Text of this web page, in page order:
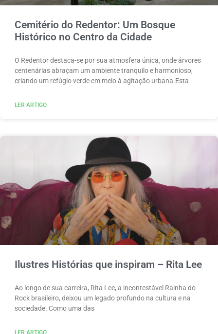
Cemitério do Redentor: Um Bosque
Histórico no Centro da Cidade
O Redentor destaca-se por sua atmosfera única, onde árvores
centenárias abraçam um ambiente tranquilo e harmonioso,
criando um refúgio verde em meio à agitação urbana.Esta
LER ARTIGO
Ilustres Histórias que inspiram – Rita Lee
Ao longo de sua carreira, Rita Lee, a incontestável Rainha do
Rock brasileiro, deixou um legado profundo na cultura e na
sociedade. Como uma das
LER ARTIGO